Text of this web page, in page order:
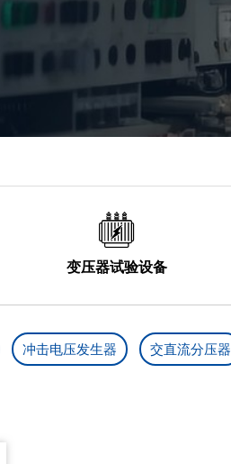
测试仪器
池测试仪器 

变压器试验设备
冲击电压发生器 交直流分压器